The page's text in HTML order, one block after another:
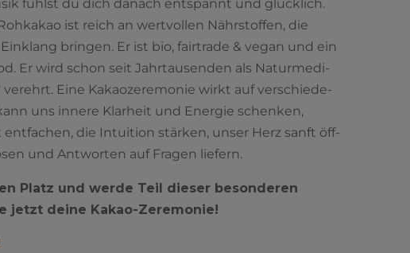
fühlst du dich danach ent­spannt und glück­lich.
ist reich an wert­vol­len Nähr­stof­fen, die
brin­gen. Er ist bio, fair­trade & vegan und ein
Er wird schon seit Jahr­tau­sen­den als Natur­me­di­
ver­ehrt. Eine Kakao­ze­re­mo­nie wirkt auf ver­schie­de­
uns inne­re Klar­heit und Ener­gie schen­ken,
ent­fa­chen, die Intui­ti­on stär­ken, unser Herz sanft öff­
und Ant­wor­ten auf Fra­gen lie­fern.
Platz und wer­de Teil die­ser beson­de­ren
jetzt dei­ne Kakao-Zere­mo­nie!